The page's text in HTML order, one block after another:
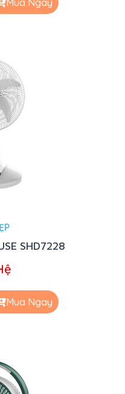
Mua Ngay
SHD7228
Mua Ngay